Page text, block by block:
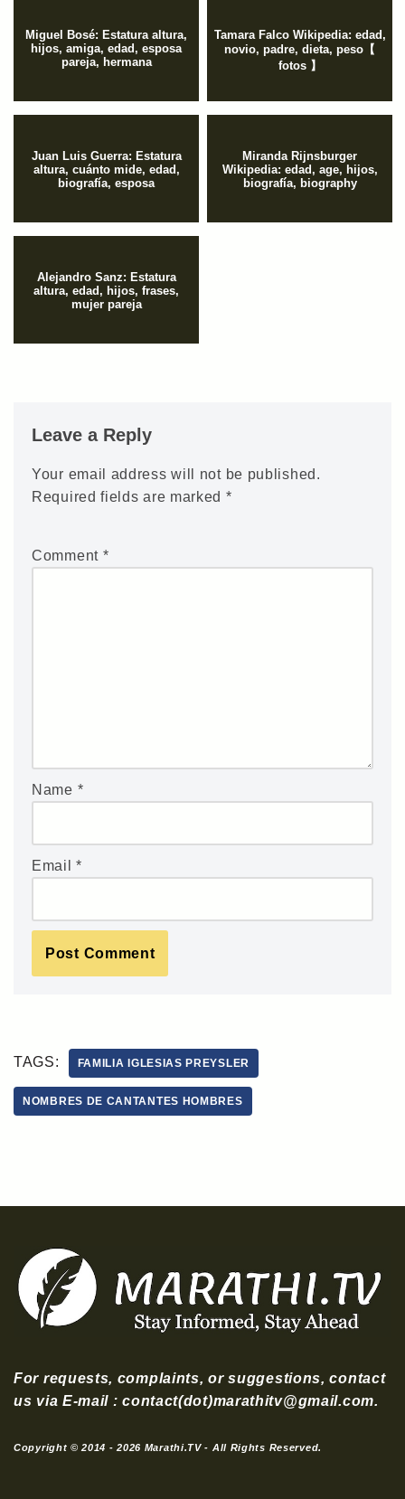
Miguel Bosé: Estatura altura,
hijos, amiga, edad, esposa
pareja, hermana
Tamara Falco Wikipedia: edad,
novio, padre, dieta, peso【
fotos 】
Juan Luis Guerra: Estatura
altura, cuánto mide, edad,
biografía, esposa
Miranda Rijnsburger
Wikipedia: edad, age, hijos,
biografía, biography
Alejandro Sanz: Estatura
altura, edad, hijos, frases,
mujer pareja
Leave a Reply
Your email address will not be published.
Required fields are marked *
Comment *
Name *
Email*
TAGS: FAMILIA IGLESIAS PREYSLER
NOMBRES DE CANTANTES HOMBRES
For requests, complaints, or suggestions, contact
us via E-mail : contact(dot)marathitv@gmail.com.
Copyright © 2014 - 2026 Marathi.TV - All Rights Reserved.